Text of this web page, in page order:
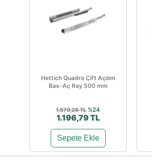
Hettich Quadro Çift Açılım
Bas-Aç Ray 500 mm
1.579,26 TL %24
1.196,79 TL
Sepete Ekle